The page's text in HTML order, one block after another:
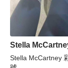
Stella
Stella McCartney